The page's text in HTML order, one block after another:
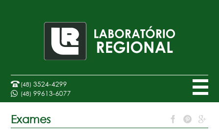
(48) 3524-4299
(48) 99613-6077
Exames